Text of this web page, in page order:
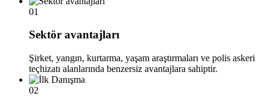
01
Sektör avantajları
Şirket, yangın, kurtarma, yaşam araştırmaları ve polis askeri
teçhizatı alanlarında benzersiz avantajlara sahiptir.
02